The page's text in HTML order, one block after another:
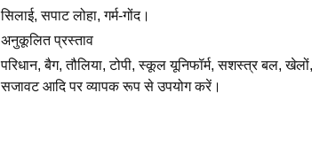
सिलाई, सपाट लोहा, गर्म-गोंद।
अनुकूलित प्रस्ताव
परिधान, बैग, तौलिया, टोपी, स्कूल यूनिफॉर्म, सशस्त्र बल,
सजावट आदि पर व्यापक रूप से उपयोग करें।